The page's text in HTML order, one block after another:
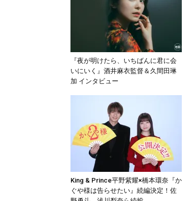
『夜が明けたら、いちばんに君に会
いにいく』酒井麻衣監督＆久間田琳
加 インタビュー
King & Prince平野紫耀×橋本環奈『か
ぐや様は告らせたい』続編決定！佐